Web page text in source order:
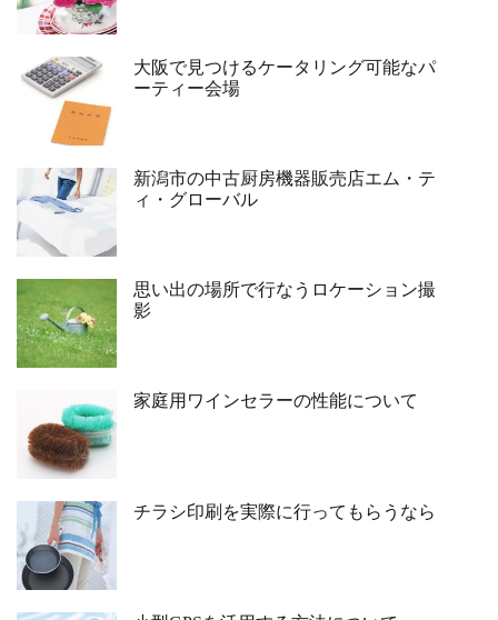
大阪で見つけるケータリング可能なパ
ーティー会場
新潟市の中古厨房機器販売店エム・テ
ィ・グローバル
思い出の場所で行なうロケーション撮
影
家庭用ワインセラーの性能について
チラシ印刷を実際に行ってもらうなら